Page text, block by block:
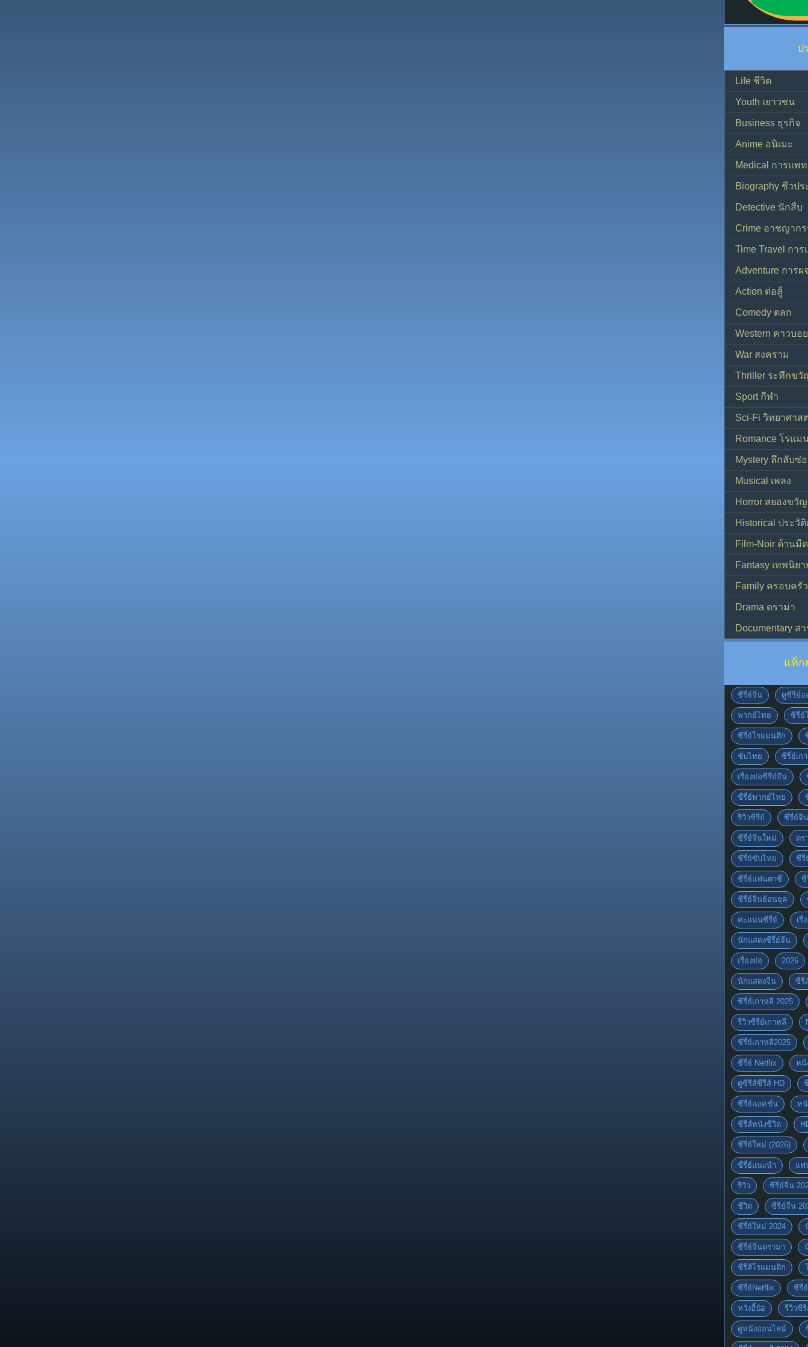
ป
Life ชีวิต
Youth เยาวชน
Business ธุรกิจ
Anime อนิเมะ
Medical การแพ
Biography ชีวปร
Detective นักสืบ
Crime อาชญาก
Time Travel กา
Adventure การ
Action ต่อสู้
Comedy ตลก
Western คาวบอ
War สงคราม
Thriller ระทึกขวั
Sport กีฬา
Sci-Fi วิทยาศาส
Romance โรแม
Mystery ลึกลับซ่
Musical เพลง
Horror สยองขวัญ
Historical ประวั
Film-Noir ด้านมื
Fantasy เทพนิยา
Family ครอบครัว
Drama ดราม่า
Documentary ส
แท็ก
ซีรี่ย์จีน ดูซีรี่ย์อ
พากย์ไทย ซีรี่ย์
ซีรี่ย์โรแมนติก
ซับไทย ซีรี่ย์เก
เรื่องย่อซีรี่ย์จีน
ซีรี่ย์พากย์ไทย
รีวิวซีรี่ย์ ซีรี่ย์จี
ซีรี่ย์จีนใหม่ ดร
ซีรี่ย์ซับไทย ซีรี่
ซีรี่ย์แฟนตาซี ซี
ซีรี่ย์จีนย้อนยุค
คะแนนซีรี่ย์ เรื่
นักแสดงซีรี่ย์จีน
เรื่องย่อ 2026
นักแสดงจีน ซีรี
ซีรี่ย์เกาหลี 2025
รีวิวซีรี่ย์เกาหลี
ซีรี่ย์เกาหลี2025
ซีรี่ย์ Netflix หนั
ดูซีรีส์ซีรีส์ HD
ซีรี่ย์แอคชั่น ห
ซีรีส์หนังชีวิต
ซีรี่ย์ใหม่ (2026)
ซีรี่ย์แนะนำ แฟ
รีวิว ซีรี่ย์จีน
ชีวิต ซีรี่ย์จีน
ซีรี่ย์ใหม่ 2024
ซีรี่ย์จีนดราม่า
ซีรีส์โรแมนติก
ซีรี่ย์Netflix ซีรี่
หวังอี้ป๋อ รีวิวซี
ดูหนังออนไลน์